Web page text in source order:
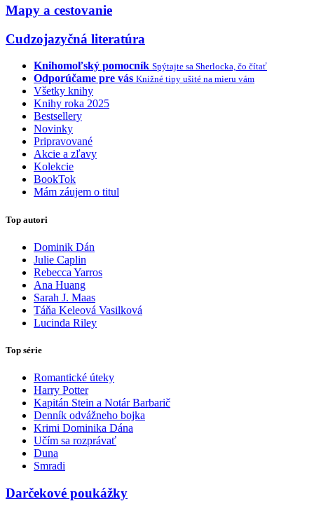
Mapy a cestovanie
Cudzojazyčná literatúra
Knihomoľský pomocník Spýtajte sa Sherlocka, čo čítať
Odporúčame pre vás Knižné tipy ušité na mieru vám
Všetky knihy
Knihy roka 2025
Bestsellery
Novinky
Pripravované
Akcie a zľavy
Kolekcie
BookTok
Mám záujem o titul
Top autori
Dominik Dán
Julie Caplin
Rebecca Yarros
Ana Huang
Sarah J. Maas
Táňa Keleová Vasilková
Lucinda Riley
Top série
Romantické úteky
Harry Potter
Kapitán Stein a Notár Barbarič
Denník odvážneho bojka
Krimi Dominika Dána
Učím sa rozprávať
Duna
Smradi
Darčekové poukážky